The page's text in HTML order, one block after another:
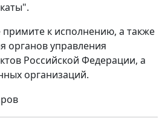
к исполнению, а также
органов управления
Российской Федерации, а
организаций.